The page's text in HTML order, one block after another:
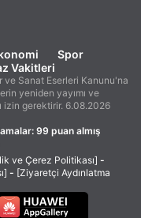
Spor
Vakitleri
ve Sanat Eserleri Kanunu'na
yeniden yayımı ve
izin gerektirir. 6.08.2026
99 puan almış
ve Çerez Politikası] -
- [Ziyaretçi Aydınlatma